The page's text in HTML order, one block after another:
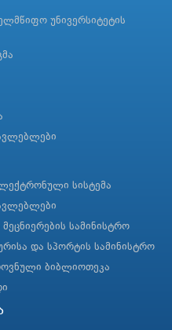
უნივერსიტეტის
სისტემა
სამინისტრო
და სპორტის სამინისტრო
ბიბლიოთეკა